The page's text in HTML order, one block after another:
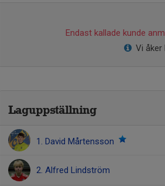
Endast kallade kunde
Vi åker
Laguppställning
1. David Mårtensson
2. Alfred Lindström